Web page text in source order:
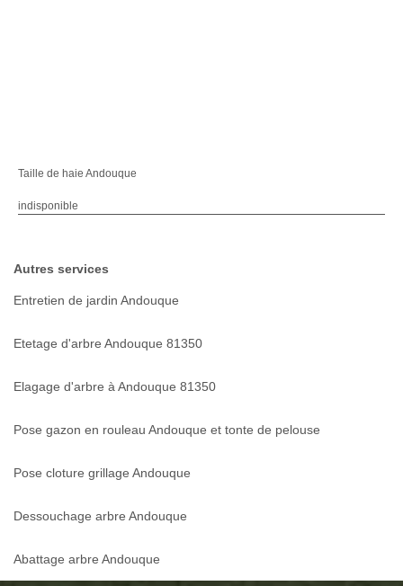
Taille de haie Andouque
indisponible
Autres services
Entretien de jardin Andouque
Etetage d'arbre Andouque 81350
Elagage d'arbre à Andouque 81350
Pose gazon en rouleau Andouque et tonte de pelouse
Pose cloture grillage Andouque
Dessouchage arbre Andouque
Abattage arbre Andouque